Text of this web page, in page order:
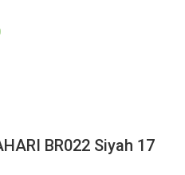
BR022 Siyah 17